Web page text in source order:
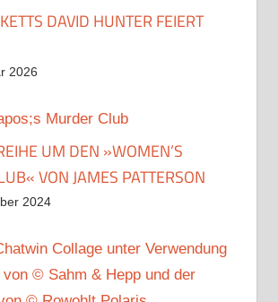
DAVID HUNTER FEIERT
2026
UM DEN »WOMEN’S
VON JAMES PATTERSON
2024